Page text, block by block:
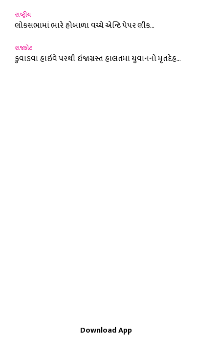
રાષ્ટ્રીય
લોકસભામાં ભારે હોબાળા વચ્ચે એન્ટિ પેપર લીક...
રાજકોટ
કુવાડવા હાઇવે પરથી ઇજાગ્રસ્ત હાલતમાં યુવાનનો મૃતદેહ...
Download App